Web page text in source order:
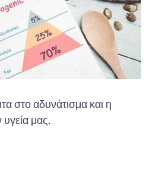
στο αδυνάτισμα και η
μας.